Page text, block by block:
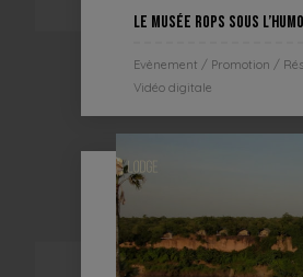
Le Musée Rops sous
Evènement / Promotion /
Vidéo digitale